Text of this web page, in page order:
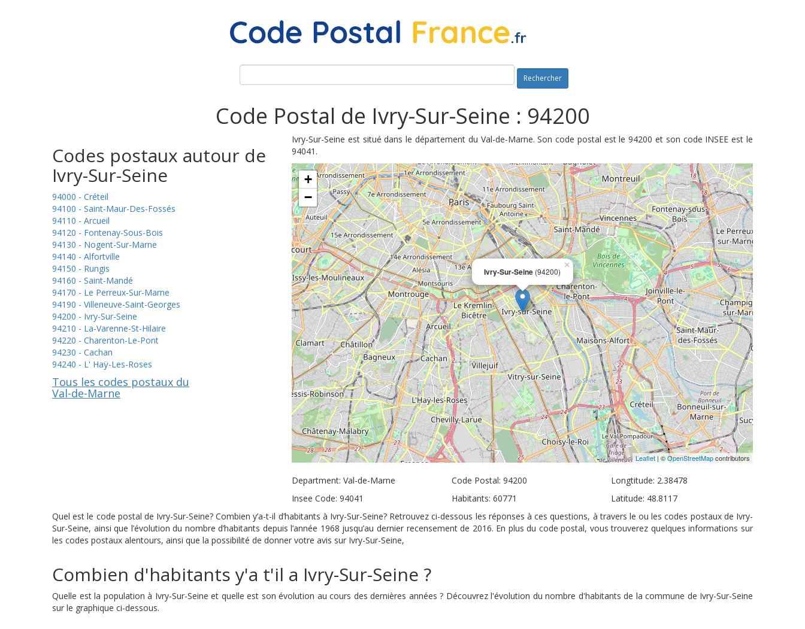
Rechercher
Code Postal de Ivry-Sur-Seine : 94200
Codes postaux autour de
Ivry-Sur-Seine
94000 - Créteil
94100 - Saint-Maur-Des-Fossés
94110 - Arcueil
94120 - Fontenay-Sous-Bois
94130 - Nogent-Sur-Marne
94140 - Alfortville
94150 - Rungis
94160 - Saint-Mandé
94170 - Le Perreux-Sur-Marne
94190 - Villeneuve-Saint-Georges
94200 - Ivry-Sur-Seine
94210 - La-Varenne-St-Hilaire
94220 - Charenton-Le-Pont
94230 - Cachan
94240 - L' Haÿ-Les-Roses
Tous les codes postaux du
Val-de-Marne
Ivry-Sur-Seine est situé dans le département du Val-de-Marne. Son code postal est le 94200 et son code INSEE est le
94041.
Ivry-Sur-Seine (94200)
×
+
−
Leaflet | ©OpenStreetMapcontributors
Department: Val-de-Marne
Insee Code: 94041
Code Postal: 94200
Habitants: 60771
Longtitude: 2.38478
Latitude: 48.8117
Quel est le code postal de Ivry-Sur-Seine? Combien y’a-t-il d’habitants à Ivry-Sur-Seine? Retrouvez ci-dessous les réponses à ces questions, à travers le ou les codes postaux de Ivry-
Sur-Seine, ainsi que l’évolution du nombre d’habitants depuis l’année 1968 jusqu’au dernier recensement de 2016. En plus du code postal, vous trouverez quelques informations sur
les codes postaux alentours, ainsi que la possibilité de donner votre avis sur Ivry-Sur-Seine,
Combien d'habitants y'a t'il a Ivry-Sur-Seine ?
Quelle est la population à Ivry-Sur-Seine et quelle est son évolution au cours des dernières années ? Découvrez l'évolution du nombre d'habitants de la commune de Ivry-Sur-Seine
sur le graphique ci-dessous.